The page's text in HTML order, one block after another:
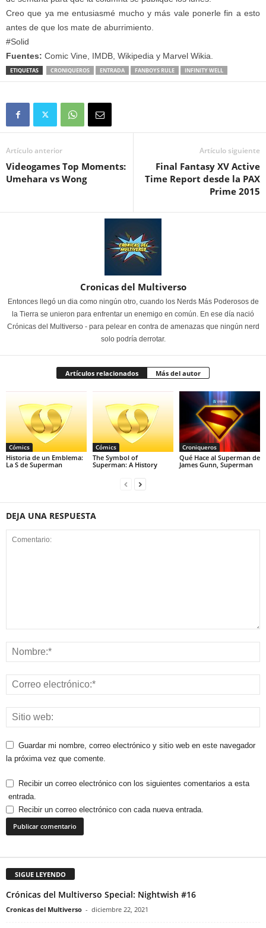
Creo que ya me entusiasmé mucho y más vale ponerle fin a esto
antes de que los mate de aburrimiento.
#Solid
Fuentes: Comic Vine, IMDB, Wikipedia y Marvel Wikia.
ETIQUETAS CRONIQUEROS ENTRADA FANBOYS RULE INFINITY WELL
Artículo anterior
Videogames Top Moments:
Umehara vs Wong
Artículo siguiente
Final Fantasy XV Active
Time Report desde la PAX
Prime 2015
Cronicas del Multiverso
Entonces llegó un dia como ningún otro, cuando los Nerds Más Poderosos de
la Tierra se unieron para enfrentar un enemigo en común. En ese día nació
Crónicas del Multiverso - para pelear en contra de amenazas que ningún nerd
solo podría derrotar.
Artículos relacionados Más del autor
Cómics
Historia de un Emblema:
La S de Superman
Cómics
The Symbol of
Superman: A History
Croniqueros
Qué Hace al Superman de
James Gunn, Superman
DEJA UNA RESPUESTA
Guardar mi nombre, correo electrónico y sitio web en este navegador
la próxima vez que comente.
Recibir un correo electrónico con los siguientes comentarios a esta
entrada.
Recibir un correo electrónico con cada nueva entrada.
SIGUE LEYENDO
Crónicas del Multiverso Special: Nightwish #16
Cronicas del Multiverso - diciembre 22, 2021